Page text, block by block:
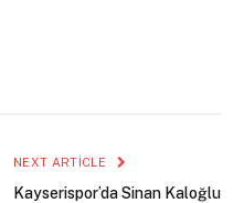
NEXT ARTICLE
Kayserispor’da Sinan Kaloğlu